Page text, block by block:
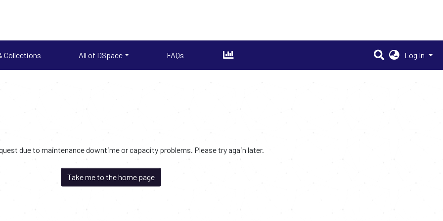
Collections All of DSpace FAQs Log In
due to maintenance downtime or capacity problems. Please try again later.
Take me to the home page